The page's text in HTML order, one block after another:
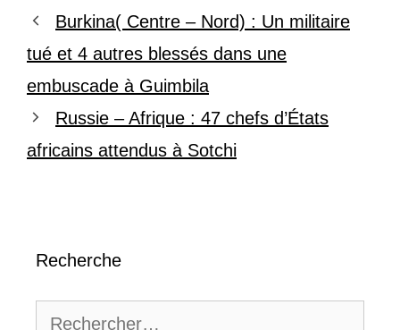
Burkina( Centre – Nord) : Un militaire
tué et 4 autres blessés dans une
embuscade à Guimbila
Russie – Afrique : 47 chefs d’États
africains attendus à Sotchi
Recherche